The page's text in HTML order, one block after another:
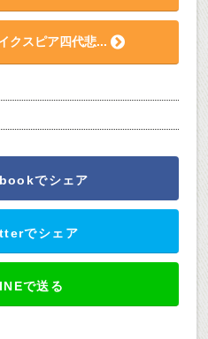
クスピア四代悲...
でシェア
でシェア
で送る